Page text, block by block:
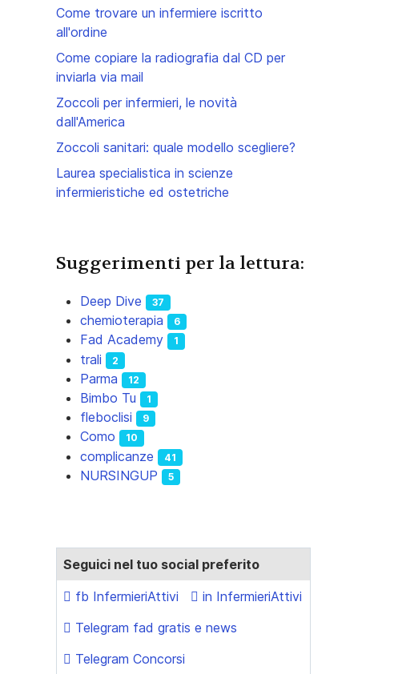
Come trovare un infermiere iscritto
all'ordine
Come copiare la radiografia dal CD per
inviarla via mail
Zoccoli per infermieri, le novità
dall'America
Zoccoli sanitari: quale modello scegliere?
Laurea specialistica in scienze
infermieristiche ed ostetriche
Suggerimenti per la lettura:
Deep Dive 37
chemioterapia 6
Fad Academy 1
trali 2
Parma 12
Bimbo Tu 1
fleboclisi 9
Como 10
complicanze 41
NURSINGUP 5
Seguici nel tuo social preferito
fb InfermieriAttivi
in InfermieriAttivi
Telegram fad gratis e news
Telegram Concorsi